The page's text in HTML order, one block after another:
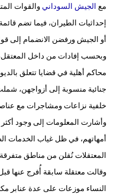
مع الجيش السوداني والقوات
إحداثيات الطيران، فيما تضم
أو الجيش ورفضن الانضمام إلى
وبحسب إفادات من داخل
محاكم أهلية في قضايا تتعلق
جنائية منسوبة إلى أزواجهن،
خلفية نزاعات ومشاجرات مع
أمهاتهم، في ظل غياب الخدمات
المعتقلات نُقلن من مناطق
وقالت معتقلة سابقة أُفرج عنها
النساء موزعات على عدة عنابر